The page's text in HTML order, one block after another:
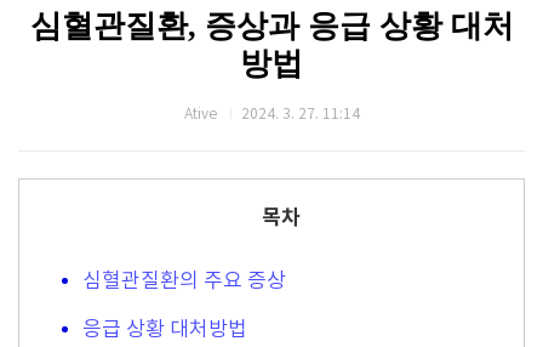
심혈관질환, 증상과 응급 상황 대처
방법
Ative 2024. 3. 27. 11:14
목차
심혈관질환의 주요 증상
응급 상황 대처방법